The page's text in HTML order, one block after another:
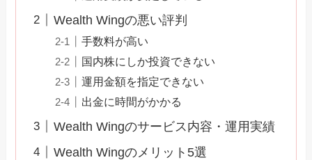
Wealth Wingの悪い評判
手数料が高い
国内株にしか投資できない
運用金額を指定できない
出金に時間がかかる
Wealth Wingのサービス内容・運用実績
Wealth Wingのメリット5選